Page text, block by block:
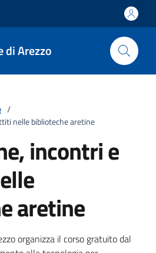
di Arezzo
/
nelle biblioteche aretine
incontri e
aretine
notizia
organizza il corso gratuito dal